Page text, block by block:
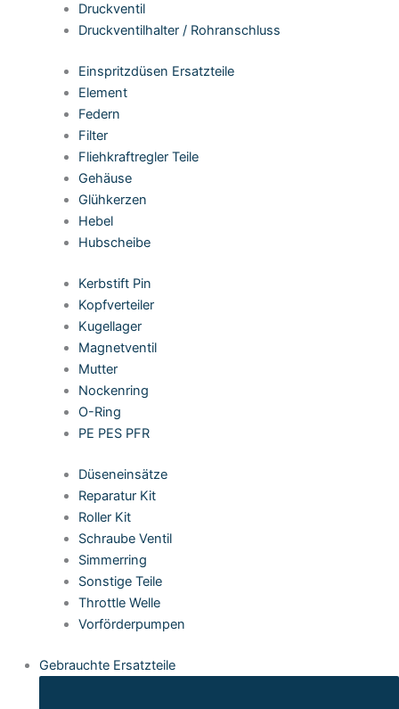
Druckventil
Druckventilhalter / Rohranschluss
Einspritzdüsen Ersatzteile
Element
Federn
Filter
Fliehkraftregler Teile
Gehäuse
Glühkerzen
Hebel
Hubscheibe
Kerbstift Pin
Kopfverteiler
Kugellager
Magnetventil
Mutter
Nockenring
O-Ring
PE PES PFR
Düseneinsätze
Reparatur Kit
Roller Kit
Schraube Ventil
Simmerring
Sonstige Teile
Throttle Welle
Vorförderpumpen
Gebrauchte Ersatzteile